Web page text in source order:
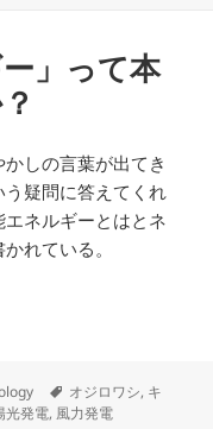
」って本
かしの言葉が出てき
疑問に答えてくれ
ネルギーとはとネ
れている。
って本当に再生可能なの
タ
グ
オジロワシ, キ
光発電, 風力発電